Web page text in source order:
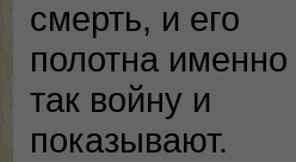
смерть, и его
полотна именно
так войну и
показывают.